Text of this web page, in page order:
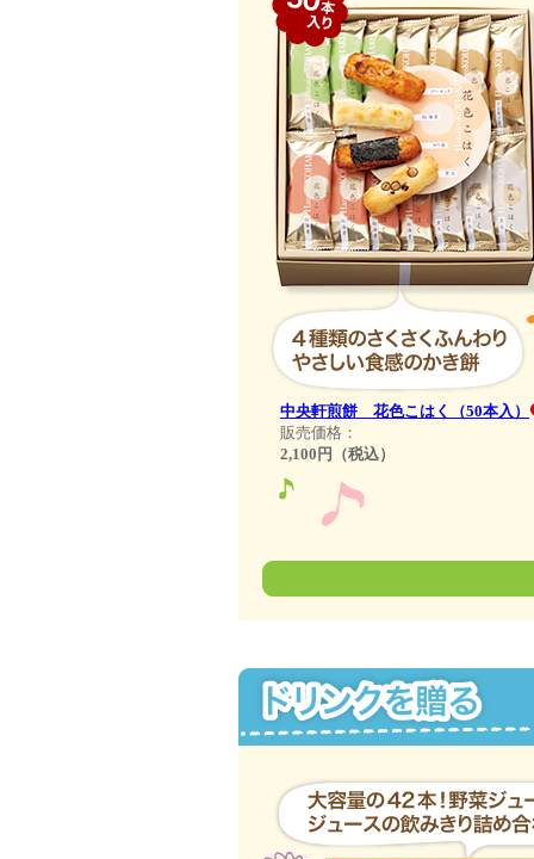
中央軒煎餅 花色こはく（50本入）
販売価格：
2,100円（税込）